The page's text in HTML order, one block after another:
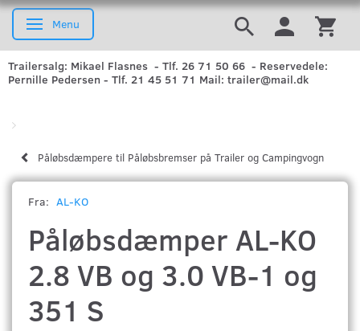
Skifte navigation
Menu
Trailersalg: Mikael Flasnes - Tlf. 26 71 50 66 - Reservedele:
Pernille Pedersen - Tlf. 21 45 51 71 Mail: trailer@mail.dk
Påløbsdæmpere til Påløbsbremser på Trailer og Campingvogn
Fra: AL-KO
Påløbsdæmper AL-KO
2.8 VB og 3.0 VB-1 og
351 S